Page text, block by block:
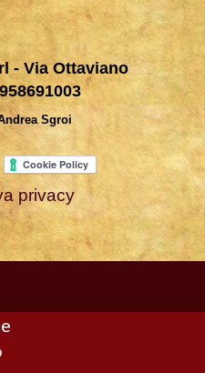
- Via Ottaviano
Sgroi
privacy